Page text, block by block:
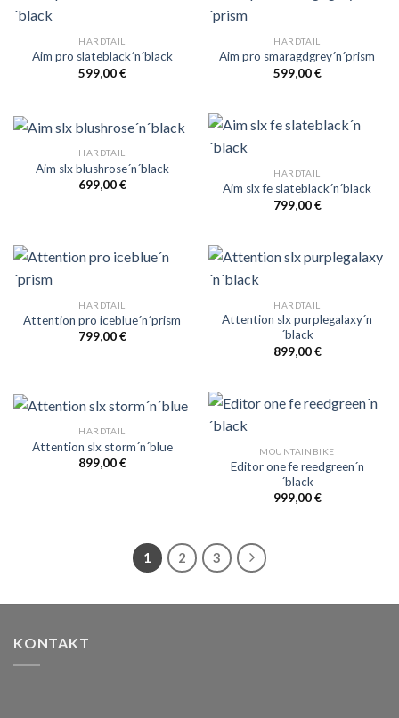
HARDTAIL
Aim pro slateblack´n´black
599,00€
HARDTAIL
Aim pro smaragdgrey´n´prism
599,00€
HARDTAIL
Aim slx blushrose´n´black
699,00€
HARDTAIL
Aim slx fe slateblack´n´black
799,00€
HARDTAIL
Attention pro iceblue´n´prism
799,00€
HARDTAIL
Attention slx purplegalaxy´n
´black
899,00€
HARDTAIL
Attention slx storm´n´blue
899,00€
MOUNTAINBIKE
Editor one fe reedgreen´n
´black
999,00€
1 2 3
KONTAKT